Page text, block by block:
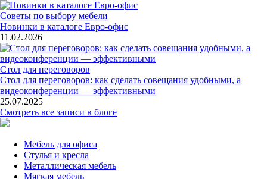
Советы по выбору мебели
Новинки в каталоге Евро-офис
11.02.2026
Стол для переговоров
Стол для переговоров: как сделать совещания удобными, а
видеоконференции — эффективными
25.07.2025
Смотреть все записи в блоге
Мебель для офиса
Стулья и кресла
Металлическая мебель
Мягкая мебель